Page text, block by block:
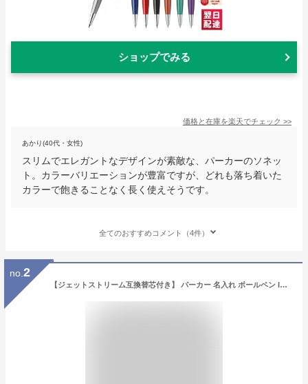
ショップでみる
価格と在庫を楽天でチェック >>
あかり(40代・女性)
スリムでエレガントなデザインが素敵な、パーカーのソネッ
ト。カラーバリエーションが豊富ですが、どれも落ち着いた
カラーで飽きることなく長く使えそうです。
全てのおすすめコメント（4件）
no. 2
【ジェットストリーム互換替芯付き】 パーカー 名入れ ボールペン IM 高級 ボールペン Parker 母の日 プレゼント カーネーション あす楽対応 男性 ギフト 誕生日プレゼント 記念品 男性 プレゼント 彼氏 女性 母の日 父の日 プレゼント